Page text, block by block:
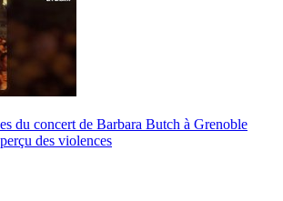
du concert de Barbara Butch à Grenoble
des violences